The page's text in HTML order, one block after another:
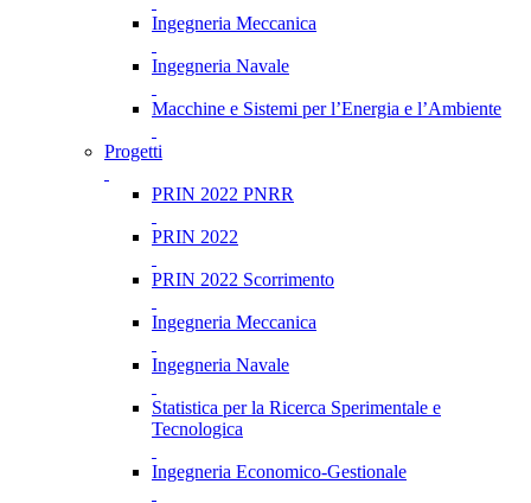
Ingegneria Meccanica
Ingegneria Navale
Macchine e Sistemi per l’Energia e l’Ambiente
Progetti
PRIN 2022 PNRR
PRIN 2022
PRIN 2022 Scorrimento
Ingegneria Meccanica
Ingegneria Navale
Statistica per la Ricerca Sperimentale e
Tecnologica
Ingegneria Economico-Gestionale